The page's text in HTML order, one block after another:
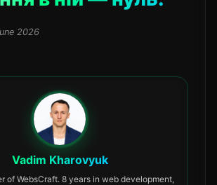
2026
Vadim Kharovyuk
of WebsCraft. 8 years in web development,